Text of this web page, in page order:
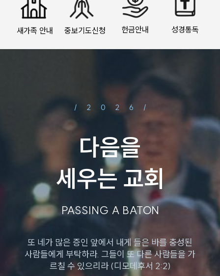
새가족 안내 중보기도신청 헌금안내 성경통독
/2026/
다음을
세우는 교회
PASSING A BATON
또 네가 많은 증인 앞에서 내게 들은 바를 충성된
사람들에게 부탁하라. 그들이 또 다른 사람들을 가
르칠 수 있으리라 (디모데후서 2:2)